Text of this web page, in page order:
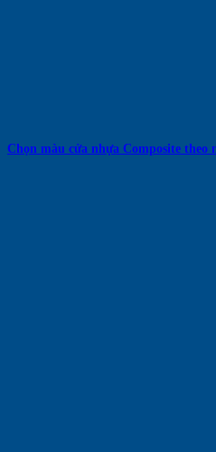
Chọn màu cửa nhựa Composite theo